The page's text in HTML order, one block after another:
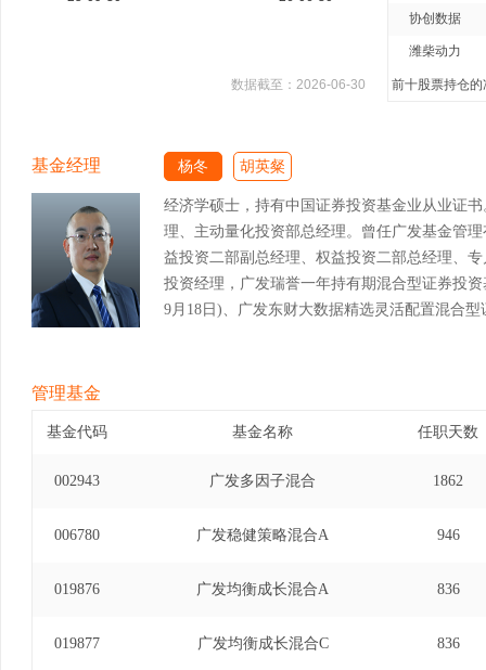
数据截至： 2026-06-30
协创数据
潍柴动力
前十股票持仓的
基金经理 杨冬 胡英粲
经济学硕士，持有中国证券投资基金业从业证
理、主动量化投资部总经理。曾任广发基金管
益投资二部副总经理、权益投资二部总经理、
投资经理，广发瑞誉一年持有期混合型证券投
9月18日)、广发东财大数据精选灵活配置混合
管理基金
基金代码 基金名称 任职天数
002943 广发多因子混合 1862
006780 广发稳健策略混合A 946
019876 广发均衡成长混合A 836
019877 广发均衡成长混合C 836